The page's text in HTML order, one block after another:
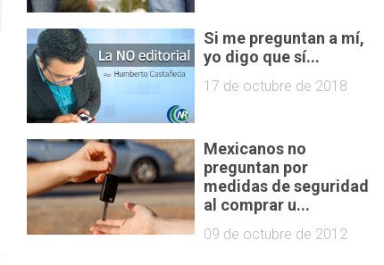
Si me preguntan a mí,
yo digo que sí...
17 de octubre de 2018
Mexicanos no
preguntan por
medidas de seguridad
al comprar u...
09 de octubre de 2012